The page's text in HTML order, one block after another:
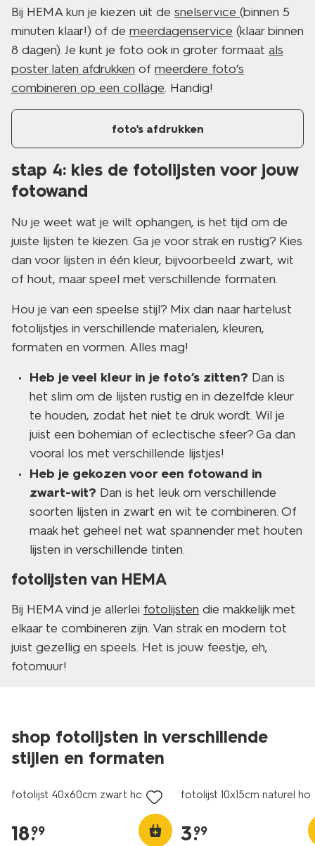
Bij HEMA kun je kiezen uit de snelservice (binnen 5
minuten klaar!) of de meerdagenservice (klaar binnen
8 dagen). Je kunt je foto ook in groter formaat als
poster laten afdrukken of meerdere foto’s
combineren op een collage. Handig!
foto's afdrukken
stap 4: kies de fotolijsten voor jouw
fotowand
Nu je weet wat je wilt ophangen, is het tijd om de
juiste lijsten te kiezen. Ga je voor strak en rustig? Kies
dan voor lijsten in één kleur, bijvoorbeeld zwart, wit
of hout, maar speel met verschillende formaten.
Hou je van een speelse stijl? Mix dan naar hartelust
fotolijstjes in verschillende materialen, kleuren,
formaten en vormen. Alles mag!
Heb je veel kleur in je foto’s zitten? Dan is
het slim om de lijsten rustig en in dezelfde kleur
te houden, zodat het niet te druk wordt. Wil je
juist een bohemian of eclectische sfeer? Ga dan
vooral los met verschillende lijstjes!
Heb je gekozen voor een fotowand in
zwart-wit? Dan is het leuk om verschillende
soorten lijsten in zwart en wit te combineren. Of
maak het geheel net wat spannender met houten
lijsten in verschillende tinten.
fotolijsten van HEMA
Bij HEMA vind je allerlei fotolijsten die makkelijk met
elkaar te combineren zijn. Van strak en modern tot
juist gezellig en speels. Het is jouw feestje, eh,
fotomuur!
shop fotolijsten in verschillende
stijlen en formaten
fotolijst 40x60cm zwart hout
18.
99
fotolijst 10x15cm naturel
3.
99